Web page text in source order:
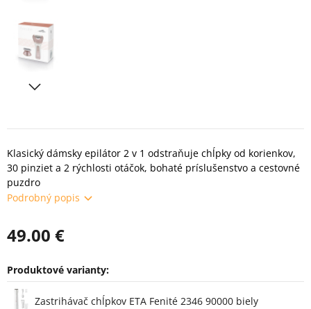
Klasický dámsky epilátor 2 v 1 odstraňuje chĺpky od korienkov,
30 pinziet a 2 rýchlosti otáčok, bohaté príslušenstvo a cestovné
puzdro
Podrobný popis
49.00 €
Produktové varianty:
Varianty
Zastrihávač chĺpkov ETA Fenité 2346 90000 biely